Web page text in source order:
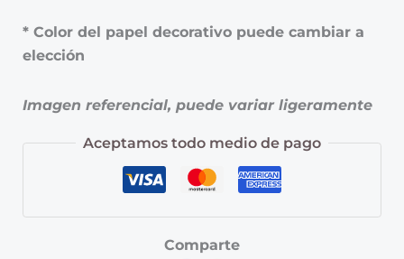
* Color del papel decorativo puede cambiar a
elección
Imagen referencial, puede variar ligeramente
Aceptamos todo medio de pago
Comparte